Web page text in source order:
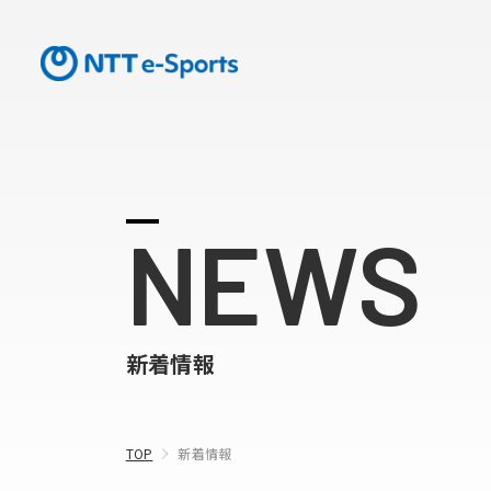
NEWS
新着情報
TOP 新着情報